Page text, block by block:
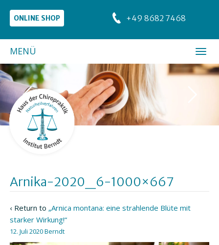
ONLINE SHOP +49 8682 7468
MENÜ
Arnika-2020_6-1000×667
‹ Return to „Arnica montana: eine strahlende Blüte mit
starker Wirkung!“
12. Juli 2020Berndt